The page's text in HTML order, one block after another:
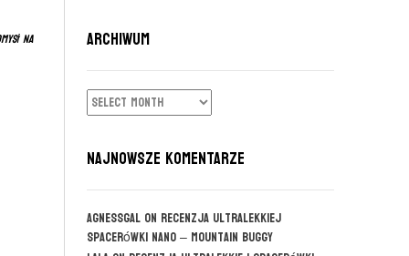
na ARCHIWUM
ARCHIWUM
NAJNOWSZE KOMENTARZE
agnessgalon Recenzja ultralekkiej
spacerówki Nano – Mountain Buggy